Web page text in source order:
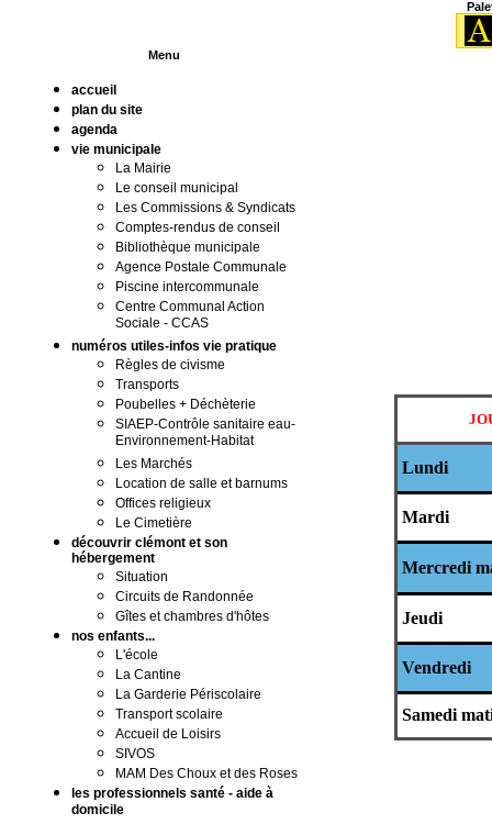
Menu
accueil
plan du site
agenda
vie municipale
La Mairie
Le conseil municipal
Les Commissions & Syndicats
Comptes-rendus de conseil
Bibliothèque municipale
Agence Postale Communale
Piscine intercommunale
Centre Communal Action
Sociale - CCAS
numéros utiles-infos vie pratique
Règles de civisme
Transports
Poubelles + Déchèterie
SIAEP-Contrôle sanitaire eau-
Environnement-Habitat
Les Marchés
Location de salle et barnums
Offices religieux
Le Cimetière
découvrir clémont et son
hébergement
Situation
Circuits de Randonnée
Gîtes et chambres d'hôtes
nos enfants...
L'école
La Cantine
La Garderie Périscolaire
Transport scolaire
Accueil de Loisirs
SIVOS
MAM Des Choux et des Roses
les professionnels santé - aide à
domicile
Lundi
Mardi
Mercredi
Jeudi
Vendredi
Samedi